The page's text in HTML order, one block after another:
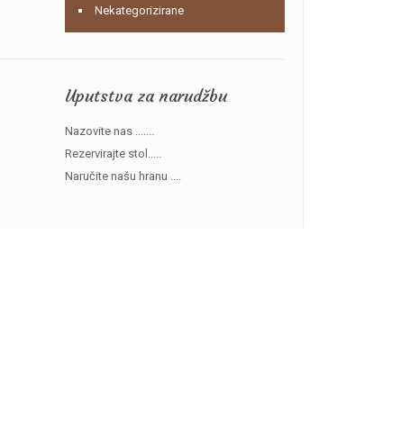
Nekategorizirane
Uputstva za narudžbu
Nazovite nas .......
Rezervirajte stol.....
Naručite našu hranu ....